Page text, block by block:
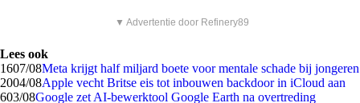
▼ Advertentie door Refinery89
Lees ook
1607/08Meta krijgt half miljard boete voor mentale schade bij jongeren
2004/08Apple vecht Britse eis tot inbouwen backdoor in iCloud aan
603/08Google zet AI-bewerktool Google Earth na overtreding